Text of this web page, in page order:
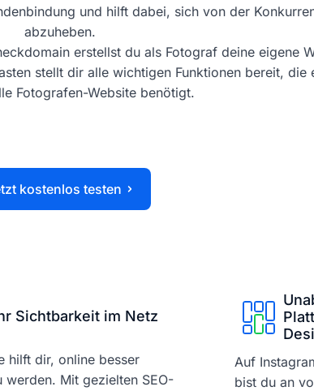
und hilft dabei, sich von der
abzuheben.
erstellst du als Fotograf deine eigene
stellt dir alle wichtigen Funktionen bereit, die
Fotografen-Website benötigt.
kostenlos testen
Sichtbarkeit im Netz
hilft dir, online besser
werden. Mit gezielten SEO-
Auf
bist du an